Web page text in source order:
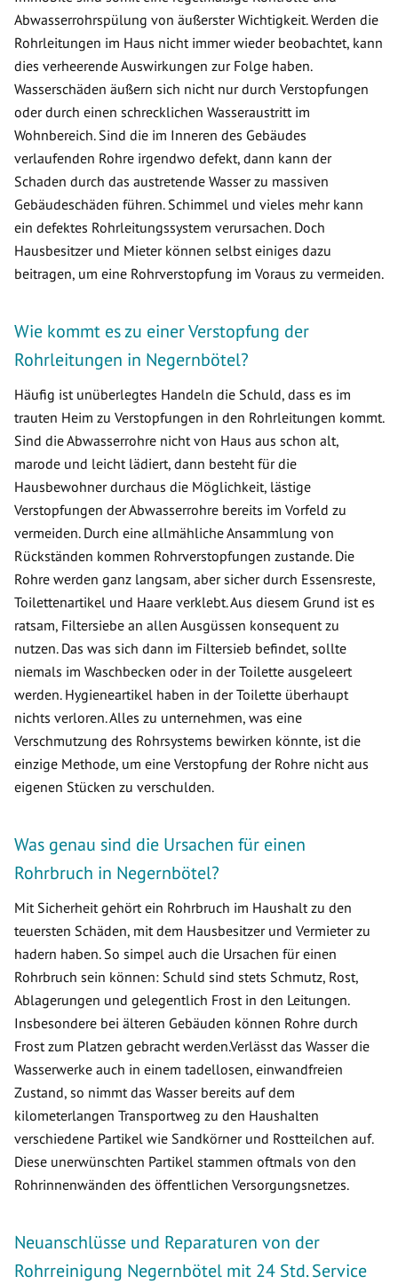
Abwasserrohrspülung von äußerster Wichtigkeit. Werden die
Rohrleitungen im Haus nicht immer wieder beobachtet, kann
dies verheerende Auswirkungen zur Folge haben.
Wasserschäden äußern sich nicht nur durch Verstopfungen
oder durch einen schrecklichen Wasseraustritt im
Wohnbereich. Sind die im Inneren des Gebäudes
verlaufenden Rohre irgendwo defekt, dann kann der
Schaden durch das austretende Wasser zu massiven
Gebäudeschäden führen. Schimmel und vieles mehr kann
ein defektes Rohrleitungssystem verursachen. Doch
Hausbesitzer und Mieter können selbst einiges dazu
beitragen, um eine Rohrverstopfung im Voraus zu vermeiden.
Wie kommt es zu einer Verstopfung der
Rohrleitungen in Negernbötel?
Häufig ist unüberlegtes Handeln die Schuld, dass es im
trauten Heim zu Verstopfungen in den Rohrleitungen kommt.
Sind die Abwasserrohre nicht von Haus aus schon alt,
marode und leicht lädiert, dann besteht für die
Hausbewohner durchaus die Möglichkeit, lästige
Verstopfungen der Abwasserrohre bereits im Vorfeld zu
vermeiden. Durch eine allmähliche Ansammlung von
Rückständen kommen Rohrverstopfungen zustande. Die
Rohre werden ganz langsam, aber sicher durch Essensreste,
Toilettenartikel und Haare verklebt. Aus diesem Grund ist es
ratsam, Filtersiebe an allen Ausgüssen konsequent zu
nutzen. Das was sich dann im Filtersieb befindet, sollte
niemals im Waschbecken oder in der Toilette ausgeleert
werden. Hygieneartikel haben in der Toilette überhaupt
nichts verloren. Alles zu unternehmen, was eine
Verschmutzung des Rohrsystems bewirken könnte, ist die
einzige Methode, um eine Verstopfung der Rohre nicht aus
eigenen Stücken zu verschulden.
Was genau sind die Ursachen für einen
Rohrbruch in Negernbötel?
Mit Sicherheit gehört ein Rohrbruch im Haushalt zu den
teuersten Schäden, mit dem Hausbesitzer und Vermieter zu
hadern haben. So simpel auch die Ursachen für einen
Rohrbruch sein können: Schuld sind stets Schmutz, Rost,
Ablagerungen und gelegentlich Frost in den Leitungen.
Insbesondere bei älteren Gebäuden können Rohre durch
Frost zum Platzen gebracht werden.Verlässt das Wasser die
Wasserwerke auch in einem tadellosen, einwandfreien
Zustand, so nimmt das Wasser bereits auf dem
kilometerlangen Transportweg zu den Haushalten
verschiedene Partikel wie Sandkörner und Rostteilchen auf.
Diese unerwünschten Partikel stammen oftmals von den
Rohrinnenwänden des öffentlichen Versorgungsnetzes.
Neuanschlüsse und Reparaturen von der
Rohrreinigung Negernbötel mit 24 Std. Service